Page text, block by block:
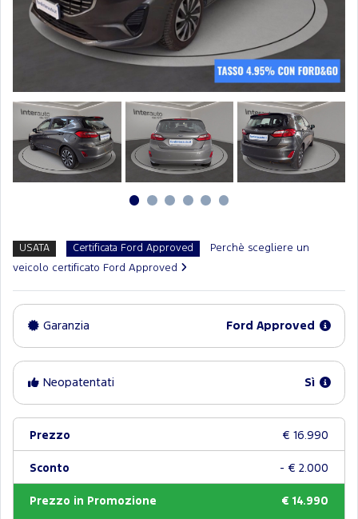
USATA Certificata Ford Approved Perchè scegliere un
veicolo certificato Ford Approved
Garanzia Ford Approved
Neopatentati Sì
Prezzo € 16.990
Sconto - € 2.000
Prezzo in Promozione € 14.990